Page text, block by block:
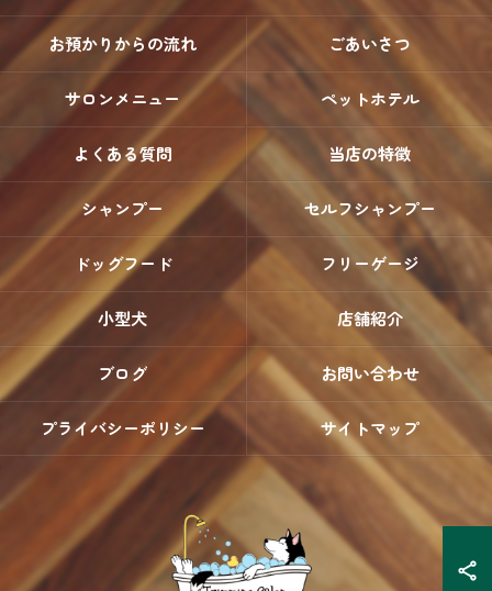
お預かりからの流れ ごあいさつ
サロンメニュー ペットホテル
よくある質問 当店の特徴
シャンプー セルフシャンプー
ドッグフード フリーゲージ
小型犬 店舗紹介
ブログ お問い合わせ
プライバシーポリシー サイトマップ